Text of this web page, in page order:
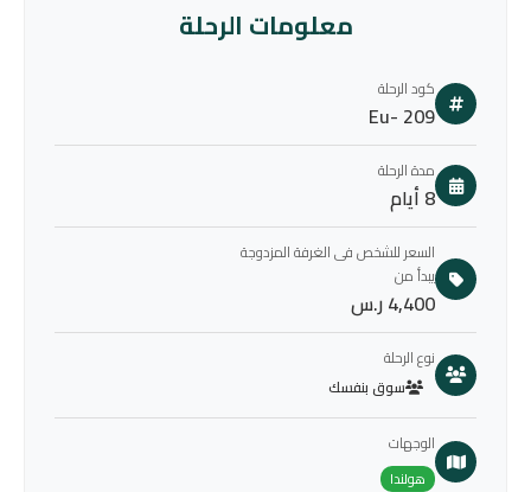
معلومات الرحلة
كود الرحلة
Eu- 209
مدة الرحلة
8 أيام
السعر للشخص فى الغرفة المزدوجة
يبدأ من
4,400 ر.س
نوع الرحلة
سوق بنفسك
الوجهات
هولندا